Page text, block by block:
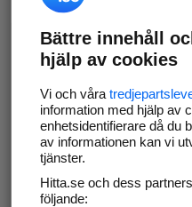
Bättre innehåll
hjälp av cookies
Vi och våra
information med hjälp av
enhetsidentifierare då du
av informationen kan vi
tjänster.
Hitta.se och dess
följande: